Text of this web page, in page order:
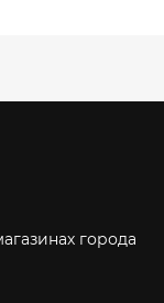
города